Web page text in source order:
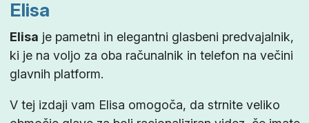
Elisa
Elisa je pametni in elegantni glasbeni predvajalnik,
ki je na voljo za oba računalnik in telefon na večini
glavnih platform.
V tej izdaji vam Elisa omogoča, da strnite veliko